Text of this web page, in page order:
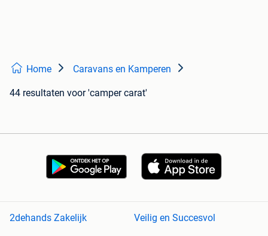
Home Caravans en Kamperen
44 resultaten voor 'camper carat'
2dehands Zakelijk
Veilig en Succesvol